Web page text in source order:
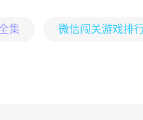
集 微信闯关游戏排